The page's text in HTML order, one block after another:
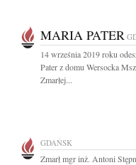
MARIA PATER
14 września 2019 roku
Pater z domu Wersocka
Zmarłej...
GDAŃSK
Zmarł mgr inż. Antoni